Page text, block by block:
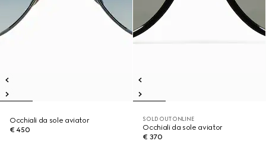
Occhiali da sole aviator
€ 450
SOLD OUT ONLINE
Occhiali da sole aviator
€ 370